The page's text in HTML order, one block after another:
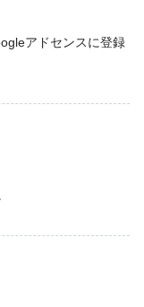
アドセンスに登録